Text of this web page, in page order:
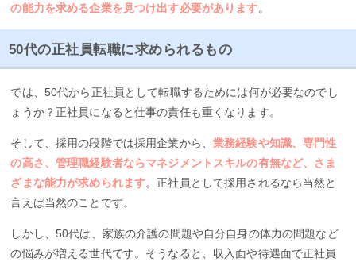
の能力を求める企業を見つけ出す必要があります。
50代の正社員転職に求められるもの
では、50代から正社員として転職するためには何が必要なのでし
ょうか？正社員になると仕事の責任も重くなります。
そして、採用の段階では採用企業から、業務経験や知識、専門性
の高さ、管理職経験者ならマネジメントスキルの有無など、さま
ざまな能力が求められます。正社員として採用されるなら当然と
言えば当然のことです。
しかし、50代は、家族の介護の問題や自分自身の体力の問題など
の悩みが増える世代です。そうなると、収入面や待遇面で正社員